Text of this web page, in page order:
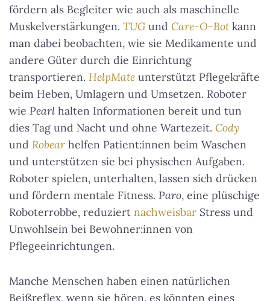
fördern als Begleiter wie auch als maschinelle
Muskelverstärkungen. TUG und Care-O-Botkann
man dabei beobachten, wie sie Medikamente und
andere Güter durch die Einrichtung
transportieren. HelpMate unterstützt Pflegekräfte
beim Heben, Umlagern und Umsetzen. Roboter
wie Pearl halten Informationen bereit und tun
dies Tag und Nacht und ohne Wartezeit. Cody
und Robear helfen Patient:innen beim Waschen
und unterstützen sie bei physischen Aufgaben.
Roboter spielen, unterhalten, lassen sich drücken
und fördern mentale Fitness. Paro, eine plüschige
Roboterrobbe, reduziert nachweisbar Stress und
Unwohlsein bei Bewohner:innen von
Pflegeeinrichtungen.
Manche Menschen haben einen natürlichen
Beißreflex, wenn sie hören, es könnten eines